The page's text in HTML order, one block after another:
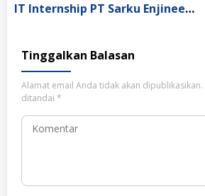
IT Internship PT Sarku Enjineering Utama, Jakarta
Tinggalkan Balasan
Alamat email Anda tidak akan dipublikasikan.
ditandai *